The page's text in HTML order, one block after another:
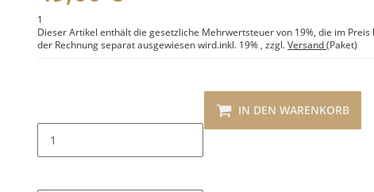
1
Dieser Artikel enthält die gesetzliche Mehrwertsteuer von 19%, die im
der Rechnung separat ausgewiesen wird.inkl. 19% , zzgl.Versand(Paket)
IN DEN WARENKORB